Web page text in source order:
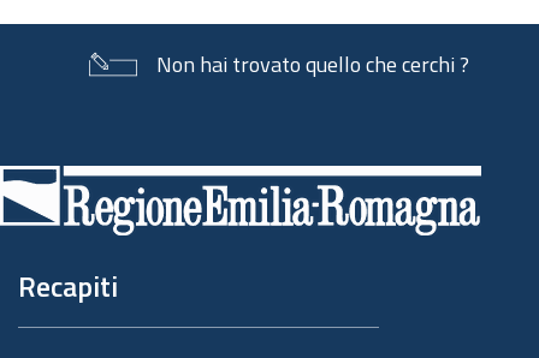
Non hai trovato quello che cerchi ?
di
pagina
Recapiti